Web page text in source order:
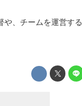
や、チームを運営する